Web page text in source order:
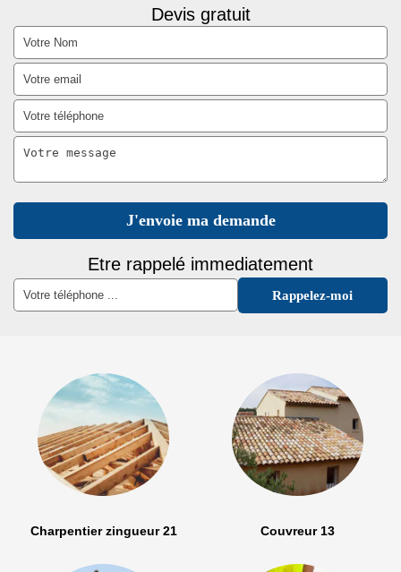
Devis gratuit
Etre rappelé immediatement
Charpentier zingueur 21 Couvreur 13